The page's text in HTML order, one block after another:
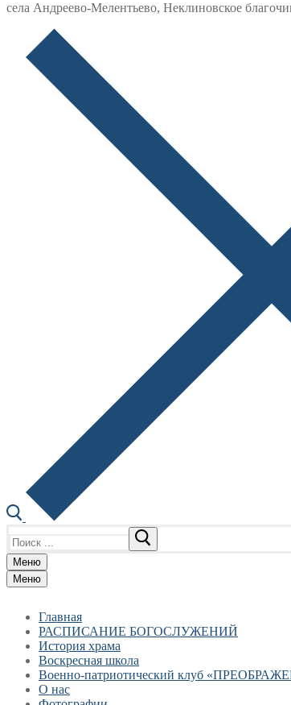
села Андреево-Мелентьево, Неклиновское
Меню
Меню
Главная
РАСПИСАНИЕ БОГОСЛУЖЕНИЙ
История храма
Воскресная школа
Военно-патриотический клуб
О нас